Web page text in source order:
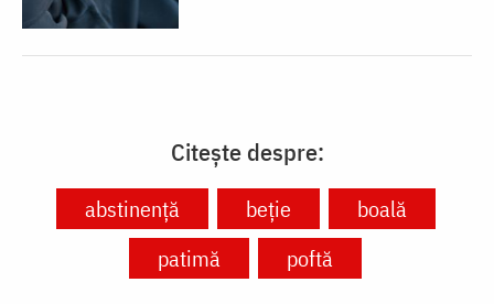
Citește despre:
abstinență beție
boală
patimă
poftă